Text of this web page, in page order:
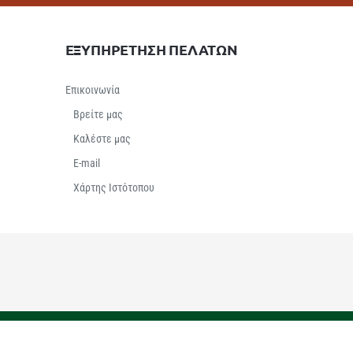
ΕΞΥΠΗΡΕΤΗΣΗ ΠΕΛΑΤΩΝ
Επικοινωνία
Βρείτε μας
Καλέστε μας
E-mail
Χάρτης Ιστότοπου